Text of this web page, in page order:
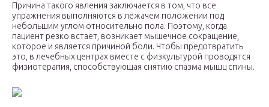
Причина такого явления заключается в том, что все
упражнения выполняются в лежачем положении под
небольшим углом относительно пола. Поэтому, когда
пациент резко встает, возникает мышечное сокращение,
которое и является причиной боли. Чтобы предотвратить
это, в лечебных центрах вместе с физкультурой проводятся
физиотерапия, способствующая снятию спазма мышц спины.